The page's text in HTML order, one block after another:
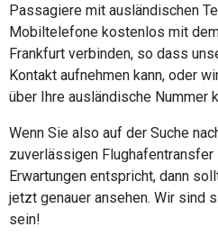
Passagiere mit ausländischen
Mobiltelefone kostenlos mit
Frankfurt verbinden, so dass
Kontakt aufnehmen kann, oder
über Ihre ausländische Nummer
Wenn Sie also auf der Suche
zuverlässigen Flughafentransfer
Erwartungen entspricht, dann
jetzt genauer ansehen. Wir sind
sein!